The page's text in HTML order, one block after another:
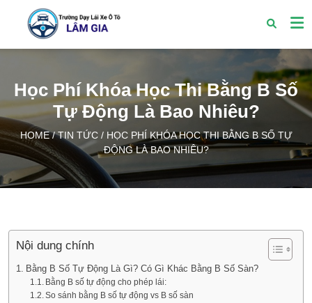
Học Phí Khóa Học Thi Bằng B Số
Tự Động Là Bao Nhiêu?
HOME/TIN TỨC/ HỌC PHÍ KHÓA HỌC THI BẰNG B SỐ TỰ
ĐỘNG LÀ BAO NHIÊU?
Nội dung chính
Bằng B Số Tự Động Là Gì? Có Gì Khác Bằng B Số Sàn?
Bằng B số tự động cho phép lái:
So sánh bằng B số tự động vs B số sàn